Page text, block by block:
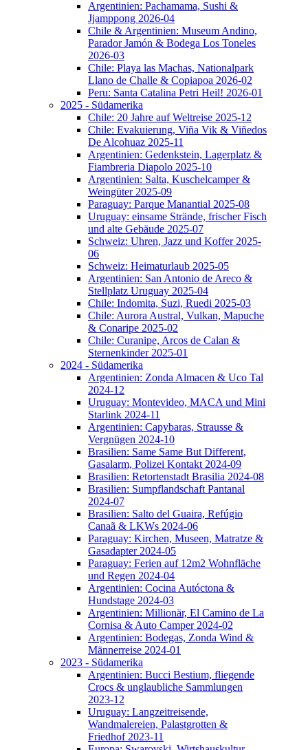
Argentinien: Pachamama, Sushi &
Jjamppong 2026-04
Chile & Argentinien: Museum Andino,
Parador Jamón & Bodega Los Toneles
2026-03
Chile: Playa las Machas, Nationalpark
Llano de Challe & Copiapoa 2026-02
Peru: Santa Catalina Petri Heil! 2026-01
2025 - Südamerika
Chile: 20 Jahre auf Weltreise 2025-12
Chile: Evakuierung, Viña Vik & Viñedos
De Alcohuaz 2025-11
Argentinien: Gedenkstein, Lagerplatz &
Fiambreria Diapolo 2025-10
Argentinien: Salta, Kuschelcamper &
Weingüter 2025-09
Paraguay: Parque Manantial 2025-08
Uruguay: einsame Strände, frischer Fisch
und alte Gebäude 2025-07
Schweiz: Uhren, Jazz und Koffer 2025-
06
Schweiz: Heimaturlaub 2025-05
Argentinien: San Antonio de Areco &
Stellplatz Uruguay 2025-04
Chile: Indomita, Suzi, Ruedi 2025-03
Chile: Aurora Austral, Vulkan, Mapuche
& Conaripe 2025-02
Chile: Curanipe, Arcos de Calan &
Sternenkinder 2025-01
2024 - Südamerika
Argentinien: Zonda Almacen & Uco Tal
2024-12
Uruguay: Montevideo, MACA und Mini
Starlink 2024-11
Argentinien: Capybaras, Strausse &
Vergnügen 2024-10
Brasilien: Same Same But Different,
Gasalarm, Polizei Kontakt 2024-09
Brasilien: Retortenstadt Brasilia 2024-08
Brasilien: Sumpflandschaft Pantanal
2024-07
Brasilien: Salto del Guaira, Refúgio
Canaã & LKWs 2024-06
Paraguay: Kirchen, Museen, Matratze &
Gasadapter 2024-05
Paraguay: Ferien auf 12m2 Wohnfläche
und Regen 2024-04
Argentinien: Cocina Autóctona &
Hundstage 2024-03
Argentinien: Millionär, El Camino de La
Cornisa & Auto Camper 2024-02
Argentinien: Bodegas, Zonda Wind &
Männerreise 2024-01
2023 - Südamerika
Argentinien: Bucci Bestium, fliegende
Crocs & unglaubliche Sammlungen
2023-12
Uruguay: Langzeitreisende,
Wandmalereien, Palastgrotten &
Friedhof 2023-11